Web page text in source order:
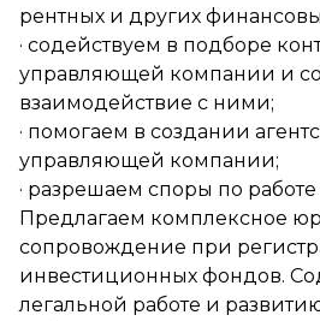
рентных и других
· содействуем в подборе
управляющей компании и
взаимодействие с ними;
· помогаем в создании
управляющей компании;
· разрешаем споры по работе
Предлагаем комплексное
сопровождение при
инвестиционных фондов.
легальной работе и